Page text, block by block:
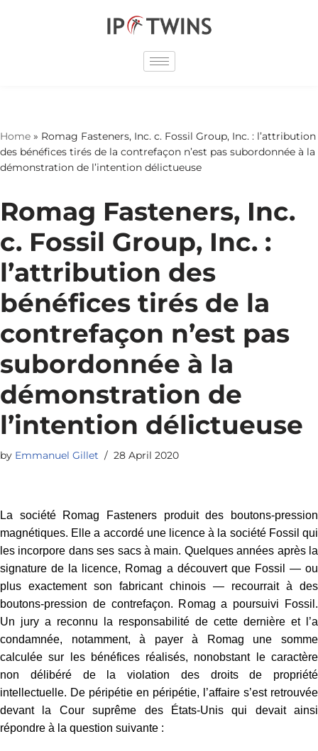
Home » Romag Fasteners, Inc. c. Fossil Group, Inc. : l’attribution
des bénéfices tirés de la contrefaçon n’est pas subordonnée à la
démonstration de l’intention délictueuse
Romag Fasteners, Inc.
c. Fossil Group, Inc. :
l’attribution des
bénéfices tirés de la
contrefaçon n’est pas
subordonnée à la
démonstration de
l’intention délictueuse
by Emmanuel Gillet 28 April 2020
La société Romag Fasteners produit des boutons-pression
magnétiques. Elle a accordé une licence à la société Fossil qui
les incorpore dans ses sacs à main. Quelques années après la
signature de la licence, Romag a découvert que Fossil — ou
plus exactement son fabricant chinois — recourrait à des
boutons-pression de contrefaçon. Romag a poursuivi Fossil.
Un jury a reconnu la responsabilité de cette dernière et l’a
condamnée, notamment, à payer à Romag une somme
calculée sur les bénéfices réalisés, nonobstant le caractère
non délibéré de la violation des droits de propriété
intellectuelle. De péripétie en péripétie, l’affaire s’est retrouvée
devant la Cour suprême des États-Unis qui devait ainsi
répondre à la question suivante :